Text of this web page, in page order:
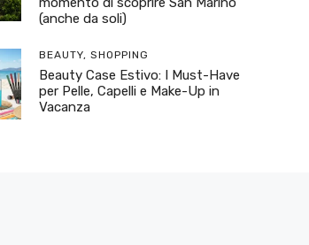
(anche da soli)
BEAUTY, SHOPPING
Beauty Case Estivo: I Must-Have
per Pelle, Capelli e Make-Up in
Vacanza